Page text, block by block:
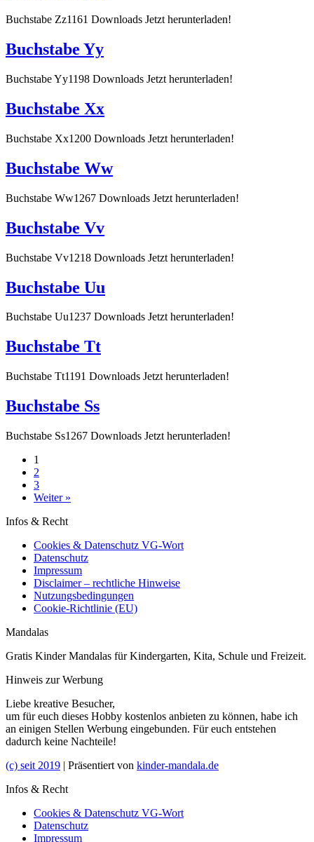
Buchstabe Zz1161 Downloads Jetzt herunterladen!
Buchstabe Yy
Buchstabe Yy1198 Downloads Jetzt herunterladen!
Buchstabe Xx
Buchstabe Xx1200 Downloads Jetzt herunterladen!
Buchstabe Ww
Buchstabe Ww1267 Downloads Jetzt herunterladen!
Buchstabe Vv
Buchstabe Vv1218 Downloads Jetzt herunterladen!
Buchstabe Uu
Buchstabe Uu1237 Downloads Jetzt herunterladen!
Buchstabe Tt
Buchstabe Tt1191 Downloads Jetzt herunterladen!
Buchstabe Ss
Buchstabe Ss1267 Downloads Jetzt herunterladen!
1
2
3
Weiter »
Infos & Recht
Cookies & Datenschutz VG-Wort
Datenschutz
Impressum
Disclaimer – rechtliche Hinweise
Nutzungsbedingungen
Cookie-Richtlinie (EU)
Mandalas
Gratis Kinder Mandalas für Kindergarten, Kita, Schule und Freizeit.
Hinweis zur Werbung
Liebe kreative Besucher,
um für euch dieses Hobby kostenlos anbieten zu können, habe ich
an einigen Stellen Werbung eingebunden. Für euch entstehen
dadurch keine Nachteile!
(c) seit 2019 | Präsentiert von kinder-mandala.de
Infos & Recht
Cookies & Datenschutz VG-Wort
Datenschutz
Impressum